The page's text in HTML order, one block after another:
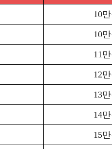
10
10
11
12
13
14
15